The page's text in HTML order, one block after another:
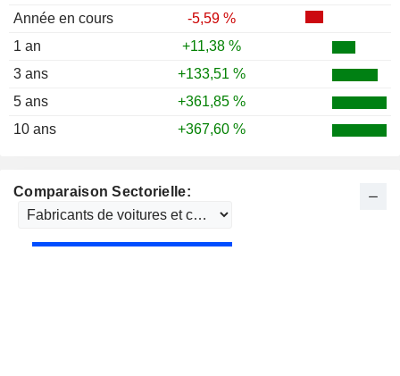
Année en cours
-5,59 %
1 an
+11,38 %
3 ans
+133,51 %
5 ans
+361,85 %
10 ans
+367,60 %
Comparaison Sectorielle: